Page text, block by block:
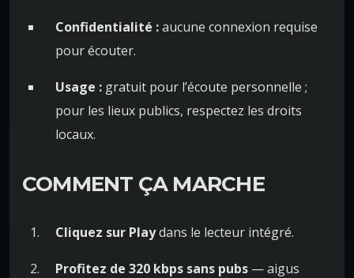
Confidentialité :aucune connexion requise
pour écouter.
Usage : gratuit pour l’écoute personnelle ;
pour les lieux publics, respectez les droits
locaux.
COMMENT ÇA MARCHE
Cliquez sur Playdans le lecteur intégré.
Profitez de 320 kbps sans pubs — aigus